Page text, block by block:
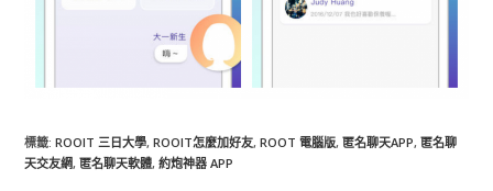
標籤:ROOIT 三日大學, ROOIT怎麼加好友, ROOT 電腦版, 匿名聊天APP, 匿名聊
天交友網, 匿名聊天軟體, 約炮神器 APP